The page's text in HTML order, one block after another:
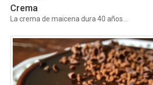
Crema
La crema de maicena dura 40 años...